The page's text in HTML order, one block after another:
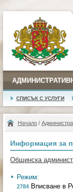
СПИСЪК С УСЛУГИ
Начало /
Информация за
Общинска
Режим:
2784 Вписване в